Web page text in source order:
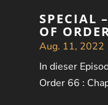
SPECIAL
OF
Aug. 11, 2022
In dieser
Order 66 :